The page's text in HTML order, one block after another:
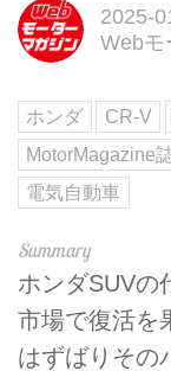
2025-
Webモ
ホンダ CR-V
MotorMagazine
電気自動車
ホンダSUVの
市場で復活を
はずばりその